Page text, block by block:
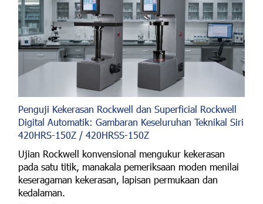
Penguji Kekerasan Rockwell dan Superficial Rockwell
Digital Automatik: Gambaran Keseluruhan Teknikal Siri
420HRS-150Z / 420HRSS-150Z
Ujian Rockwell konvensional mengukur kekerasan
pada satu titik, manakala pemeriksaan moden menilai
keseragaman kekerasan, lapisan permukaan dan
kedalaman.